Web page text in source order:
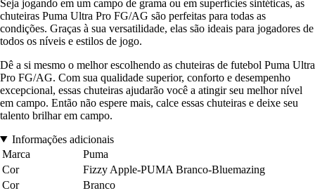
Seja jogando em um campo de grama ou em superfícies sintéticas, as
chuteiras Puma Ultra Pro FG/AG são perfeitas para todas as
condições. Graças à sua versatilidade, elas são ideais para jogadores de
todos os níveis e estilos de jogo.
Dê a si mesmo o melhor escolhendo as chuteiras de futebol Puma Ultra
Pro FG/AG. Com sua qualidade superior, conforto e desempenho
excepcional, essas chuteiras ajudarão você a atingir seu melhor nível
em campo. Então não espere mais, calce essas chuteiras e deixe seu
talento brilhar em campo.
Informações adicionais
Marca
Puma
Cor
Fizzy Apple-PUMA Branco-Bluemazing
Cor
Branco